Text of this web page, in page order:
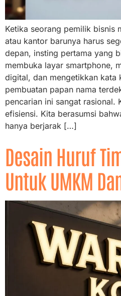
Ketika seorang pemilik bisnis
atau kantor barunya harus
depan, insting pertama yang
membuka layar smartphone,
digital, dan mengetikkan kata
pembuatan papan nama
pencarian ini sangat rasional.
efisiensi. Kita berasumsi
hanya berjarak […]
Desain Huruf
Untuk UMKM